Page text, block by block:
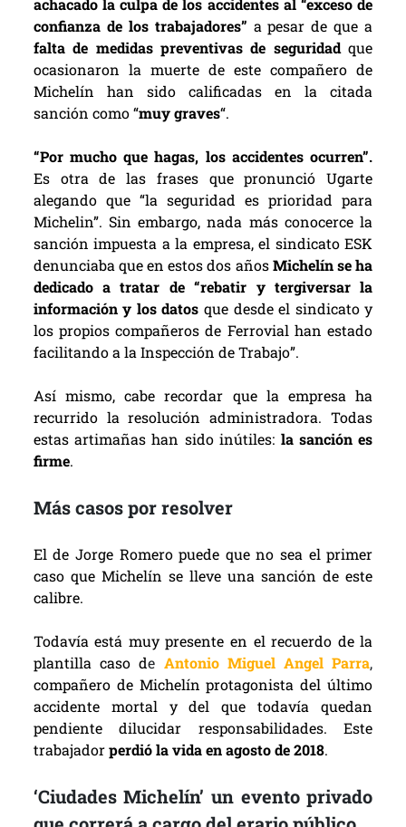
achacado la culpa de los accidentes al “exceso de
confianza de los trabajadores” a pesar de que a
falta de medidas preventivas de seguridadque
ocasionaron la muerte de este compañero de
Michelín han sido calificadas en la citada
sanción como “muy graves“.
“Por mucho que hagas, los accidentes ocurren”.
Es otra de las frases que pronunció Ugarte
alegando que “la seguridad es prioridad para
Michelin”. Sin embargo, nada más conocerce la
sanción impuesta a la empresa, el sindicato ESK
denunciaba que en estos dos añosMichelín se ha
dedicado a tratar de “rebatir y tergiversar la
información y los datos que desde el sindicato y
los propios compañeros de Ferrovial han estado
facilitando a la Inspección de Trabajo”.
Así mismo, cabe recordar que la empresa ha
recurrido la resolución administradora. Todas
estas artimañas han sido inútiles: la sanción es
firme.
Más casos por resolver
El de Jorge Romero puede que no sea el primer
caso que Michelín se lleve una sanción de este
calibre.
Todavía está muy presente en el recuerdo de la
plantilla caso de Antonio Miguel Angel Parra,
compañero de Michelín protagonista del último
accidente mortal y del que todavía quedan
pendiente dilucidar responsabilidades. Este
trabajadorperdió la vida en agosto de 2018.
‘Ciudades Michelín’ un evento privado